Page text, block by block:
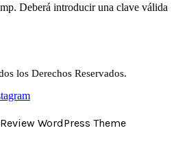
Deberá introducir una clave válida
los Derechos Reservados.
WordPress Theme